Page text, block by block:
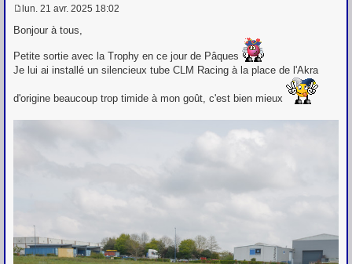
e
a
g
lun. 21 avr. 2025 18:02
Bonjour à tous,
Petite sortie avec la Trophy en ce jour de Pâques
Je lui ai installé un silencieux tube CLM Racing à la place de l'Akra
d'origine beaucoup trop timide à mon goût, c'est bien mieux